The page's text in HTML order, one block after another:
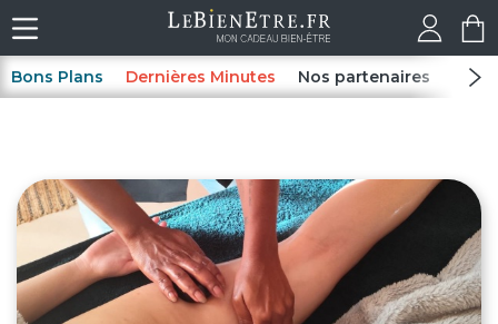
Bons Plans Dernières Minutes Nos partenaires Spas